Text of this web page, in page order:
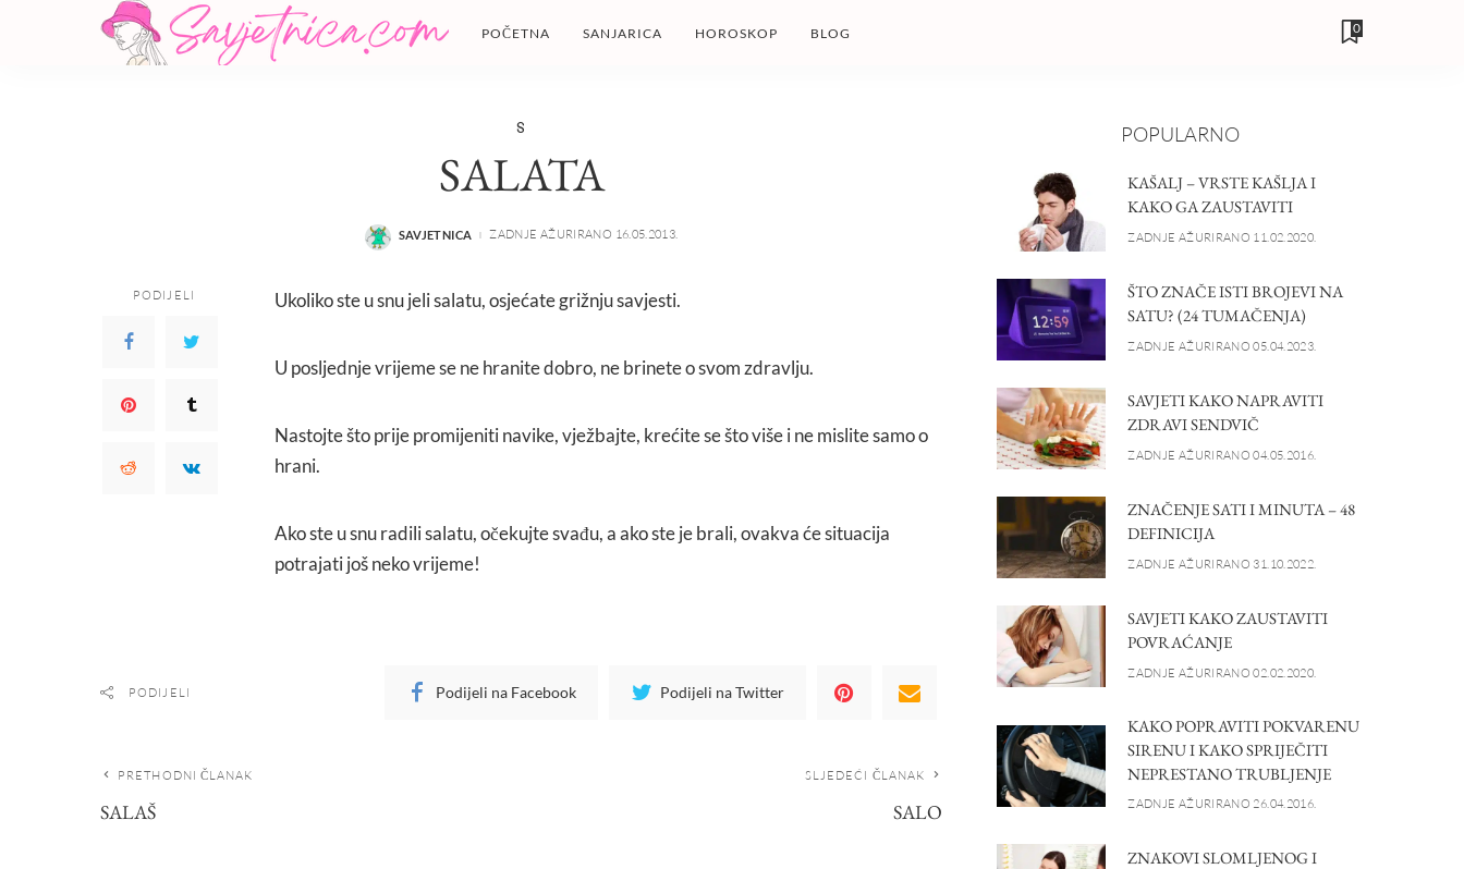
POČETNA SANJARICA HOROSKOP BLOG 0
S
SALATA
POSTED
SAVJETNICA ZADNJE AŽURIRANO 16.05.2013.
PODIJELI Ukoliko ste u snu jeli salatu, osjećate grižnju savjesti.
U posljednje vrijeme se ne hranite dobro, ne brinete o svom zdravlju.
Nastojte što prije promijeniti navike, vježbajte, krećite se što više i ne mislite samo o
hrani.
Ako ste u snu radili salatu, očekujte svađu, a ako ste je brali, ovakva će situacija
potrajati još neko vrijeme!
PODIJELI Podijeli na Facebook Podijeli na Twitter
PRETHODNI ČLANAK
SALAŠ
SLJEDEĆI ČLANAK
SALO
POPULARNO
KAŠALJ – VRSTE KAŠLJA I
KAKO GA ZAUSTAVITI
ZADNJE AŽURIRANO 11.02.2020.
ŠTO ZNAČE ISTI BROJEVI NA
SATU? (24 TUMAČENJA)
ZADNJE AŽURIRANO 05.04.2023.
SAVJETI KAKO NAPRAVITI
ZDRAVI SENDVIČ
ZADNJE AŽURIRANO 04.05.2016.
ZNAČENJE SATI I MINUTA – 48
DEFINICIJA
ZADNJE AŽURIRANO 31.10.2022.
SAVJETI KAKO ZAUSTAVITI
POVRAĆANJE
ZADNJE AŽURIRANO 02.02.2020.
KAKO POPRAVITI POKVARENU
SIRENU I KAKO SPRIJEČITI
NEPRESTANO TRUBLJENJE
ZADNJE AŽURIRANO 26.04.2016.
ZNAKOVI SLOMLJENOG I